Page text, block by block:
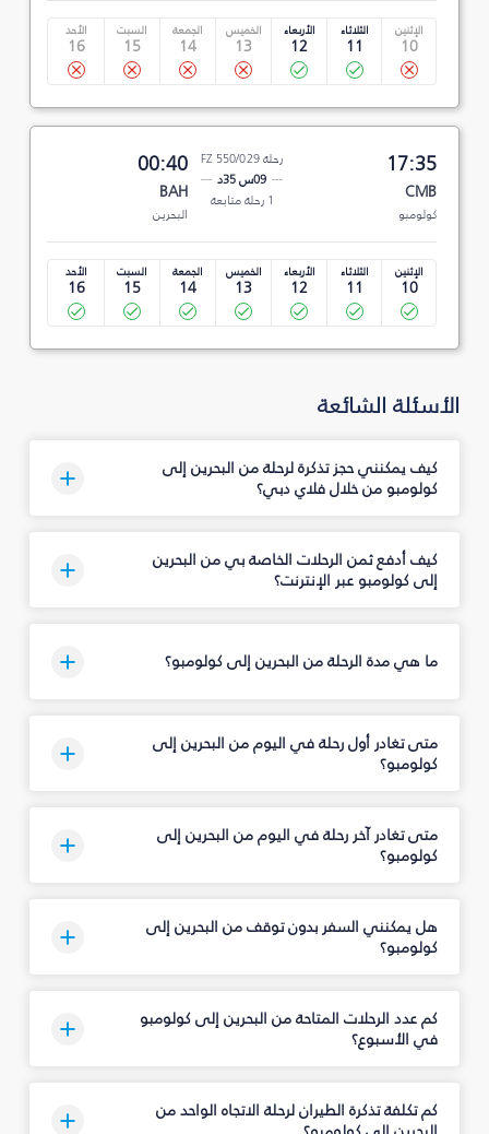
الإثنين
10
الثلاثاء
11
الأربعاء
12
الخميس
13
الجمعة
14
السبت
15
الأحد
16
17:35
CMB
كولومبو
رحلة FZ 550/029
09س 35د
1 رحلة متابعة
00:40
BAH
البحرين
الإثنين
10
الثلاثاء
11
الأربعاء
12
الخميس
13
الجمعة
14
السبت
15
الأحد
16
الأسئلة الشائعة
كيف يمكنني حجز تذكرة لرحلة من البحرين إلى
كولومبو من خلال فلاي دبي؟
كيف أدفع ثمن الرحلات الخاصة بي من البحرين
إلى كولومبو عبر الإنترنت؟
ما هي مدة الرحلة من البحرين إلى كولومبو؟
متى تغادر أول رحلة في اليوم من البحرين إلى
كولومبو؟
متى تغادر آخر رحلة في اليوم من البحرين إلى
كولومبو؟
هل يمكنني السفر بدون توقف من البحرين إلى
كولومبو؟
كم عدد الرحلات المتاحة من البحرين إلى كولومبو
في الأسبوع؟
كم تكلفة تذكرة الطيران لرحلة الاتجاه الواحد من